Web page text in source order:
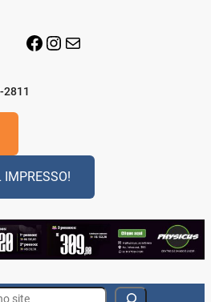
Facebook
Instagram
E-mail
2811